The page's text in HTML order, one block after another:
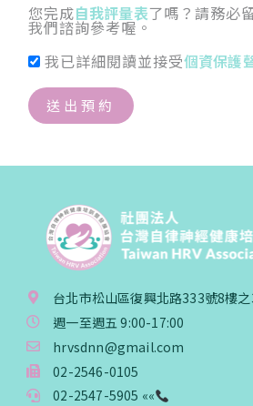
您完成自我評量表了嗎？請務必
我們諮詢參考喔。
我已詳細閱讀並接受個資保護
送出預約
台北市松山區復興北路333號8樓
週一至週五 9:00-17:00
hrvsdnn@gmail.com
02-2546-0105
02-2547-5905 ««